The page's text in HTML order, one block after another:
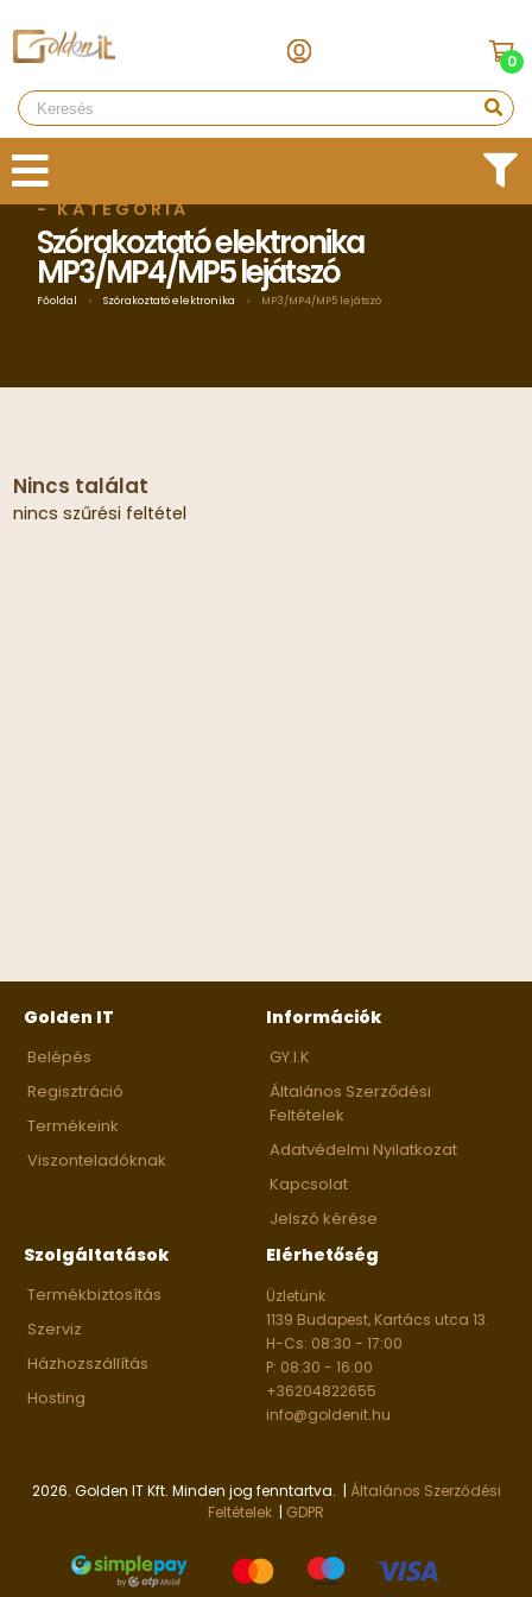
0
- KATEGÓRIA
Szórakoztató elektronika
MP3/MP4/MP5 lejátszó
Főoldal › Szórakoztató elektronika › MP3/MP4/MP5 lejátszó
Nincs találat
nincs szűrési feltétel
Golden IT
Belépés
Regisztráció
Termékeink
Viszonteladóknak
Információk
GY.I.K
Általános Szerződési
Feltételek
Adatvédelmi Nyilatkozat
Kapcsolat
Jelszó kérése
Szolgáltatások
Termékbiztosítás
Szerviz
Házhozszállítás
Hosting
Elérhetőség
Üzletünk
1139 Budapest, Kartács utca 13.
H-Cs: 08:30 - 17:00
P: 08:30 - 16:00
+36204822655
info@goldenit.hu
2026. Golden IT Kft. Minden jog fenntartva. | Általános Szerződési
Feltételek | GDPR